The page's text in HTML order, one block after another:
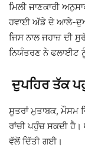
ਮਿਲੀ ਜਾਣਕਾਰੀ
ਹਵਾਈ ਅੱਡੇ ਦੇ ਆਲੇ-
ਜਿਸ ਨਾਲ ਜਹਾਜ਼ ਦੀ
ਨਿਯੰਤਰਣ ਨੇ ਫਲਾਈਟ
ਦੁਪਹਿਰ ਤੱਕ
ਸੂਤਰਾਂ ਮੁਤਾਬਕ, ਮੌਸਮ
ਰਾਂਚੀ ਪਹੁੰਚ ਸਕਦੀ
ਵੱਲੋਂ ਦਿੱਤੀ ਗਈ।